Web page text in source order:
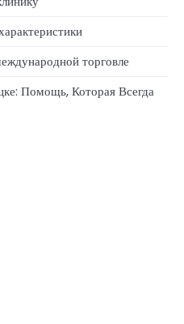
торговле
Помощь, Которая Всегда